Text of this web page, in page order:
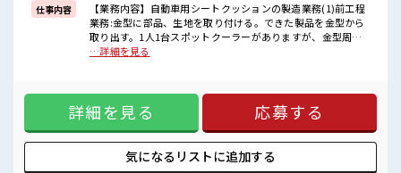
■職場の雰囲気
キバツ過ぎなければ髪色・髪型は自由！
あなたの個性を大事にできます♪
ここから経験積んでいきましょ！
程よく残業あり！
仕事内容
【業務内容】自動車用シートクッションの製造業務(1)前工程
業務:金型に部品、生地を取り付ける。できた製品を金型から
取り出す。1人1台スポットクーラーがありますが、金型周り
が高熱のため暑い環境です。(2)後工程:製品のバリをカッター
ーラーがございます。前工程よりも涼しいです。重量物もご
ざいません。見学でどちらの工程も見ていただき、スタッフ
さんの希望される場所への配属となります。【取扱製品情
報】自動車シートクッション(ウレタンシート)生地 ■お仕事
PR ≪適度な残業でお給料UP≫ 残業は月20時間未満で、 ほど
よく稼げます♪ ≪ヘアカラーOKで自由な雰囲気の職場≫ 明
…詳細を見る
詳細を見る 応募する
気になるリストに追加する